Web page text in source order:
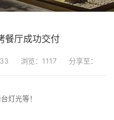
餐厅成功交付
浏览：1117 分享至：
灯光等！